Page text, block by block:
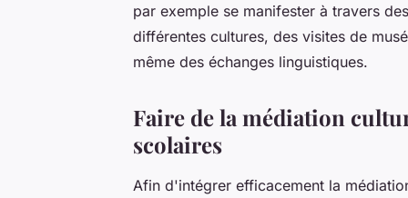
par exemple se manifester à travers
différentes cultures, des visites de
même des échanges linguistiques.
Faire de la médiation
scolaires
Afin d'intégrer efficacement la